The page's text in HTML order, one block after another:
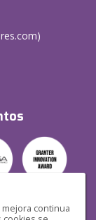
continua
)